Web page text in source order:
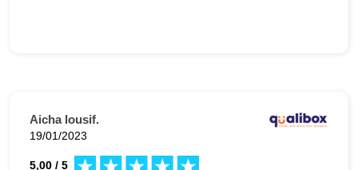
Aicha lousif.
19/01/2023
5,00 / 5